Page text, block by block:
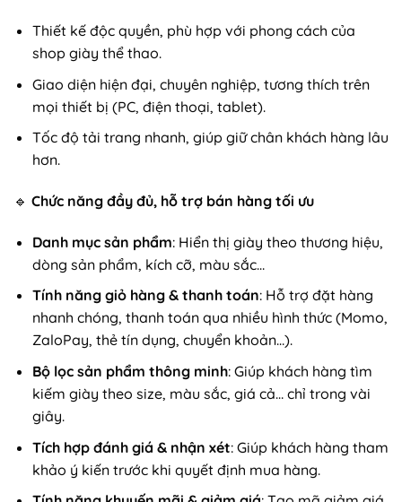
Thiết kế độc quyền, phù hợp với phong cách của
shop giày thể thao.
Giao diện hiện đại, chuyên nghiệp, tương thích trên
mọi thiết bị (PC, điện thoại, tablet).
Tốc độ tải trang nhanh, giúp giữ chân khách hàng lâu
hơn.
🔹 Chức năng đầy đủ, hỗ trợ bán hàng tối ưu
Danh mục sản phẩm: Hiển thị giày theo thương hiệu,
dòng sản phẩm, kích cỡ, màu sắc…
Tính năng giỏ hàng & thanh toán: Hỗ trợ đặt hàng
nhanh chóng, thanh toán qua nhiều hình thức (Momo,
ZaloPay, thẻ tín dụng, chuyển khoản…).
Bộ lọc sản phẩm thông minh: Giúp khách hàng tìm
kiếm giày theo size, màu sắc, giá cả… chỉ trong vài
giây.
Tích hợp đánh giá & nhận xét: Giúp khách hàng tham
khảo ý kiến trước khi quyết định mua hàng.